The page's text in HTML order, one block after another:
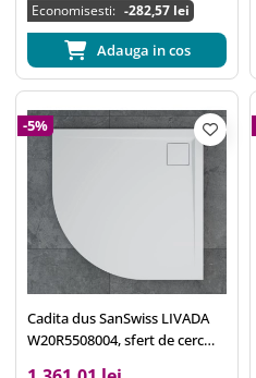
Economisesti: -282,57 lei
Adauga in cos
-5%
Cadita dus SanSwiss LIVADA
W20R5508004, sfert de cerc